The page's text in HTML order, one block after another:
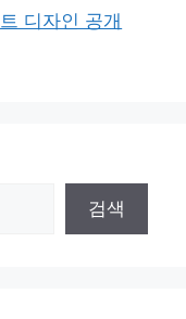
디자인 공개
검색